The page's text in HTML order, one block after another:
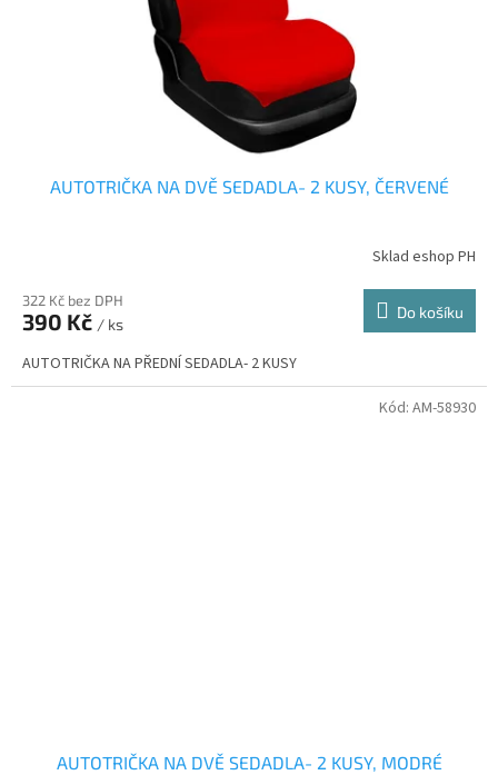
AUTOTRIČKA NA DVĚ SEDADLA- 2 KUSY, ČERVENÉ
Sklad eshop PH
322 Kč bez DPH
390 Kč / ks
Do košíku
AUTOTRIČKA NA PŘEDNÍ SEDADLA- 2 KUSY
AUTOTRIČKA NA DVĚ SEDADLA- 2 KUSY, MODRÉ
Kód: AM-58930